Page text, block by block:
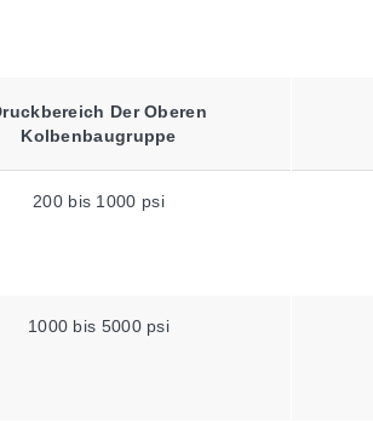
Der Oberen
Kolbenbaugruppe
200 bis 1000 psi
1000 bis 5000 psi